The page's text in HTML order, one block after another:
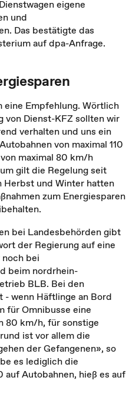
eigene
und
Das bestätigte das
auf dpa-Anfrage.
eine Empfehlung. Wörtlich
von Dienst-KFZ sollten wir
verhalten und uns ein
von maximal 110
maximal 80 km/h
gilt die Regelung seit
Herbst und Winter hatten
zum Energiesparen
bei Landesbehörden gibt
der Regierung auf eine
bei
beim nordrhein-
BLB. Bei den
wenn Häftlinge an Bord
für Omnibusse eine
80 km/h, für sonstige
ist vor allem die
der Gefangenen», so
es lediglich die
auf Autobahnen, hieß es auf